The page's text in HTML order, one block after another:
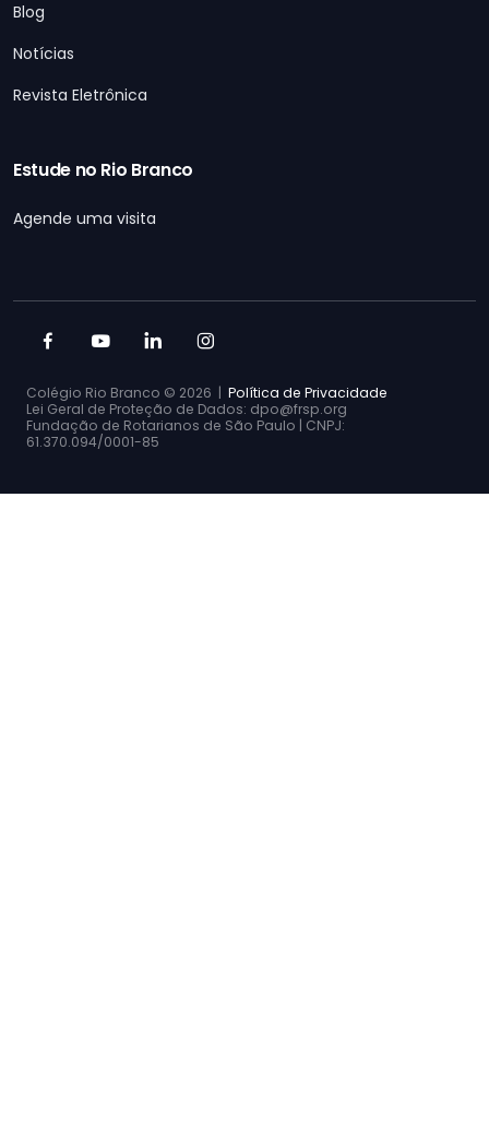
Blog
Notícias
Revista Eletrônica
Estude no Rio Branco
Agende uma visita
Colégio Rio Branco © 2026 | Política de Privacidade
Lei Geral de Proteção de Dados: dpo@frsp.org
Fundação de Rotarianos de São Paulo | CNPJ:
61.370.094/0001-85